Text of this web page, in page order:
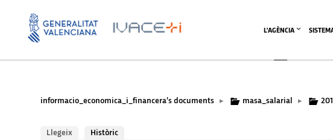
L'AGÈNCIA
informacio_economica_i_financera’s documents ▸ masa_salarial ▸
Llegeix Històric